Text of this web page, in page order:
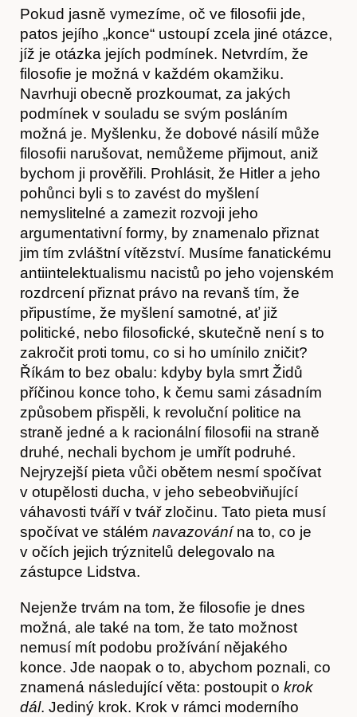
Časopis
Hostcast
Pokud jasně vymezíme, oč ve filosofii jde,
patos jejího „konce“ ustoupí zcela jiné otázce,
jíž je otázka jejích podmínek. Netvrdím, že
filosofie je možná v každém okamžiku.
Navrhuji obecně prozkoumat, za jakých
podmínek v souladu se svým posláním
možná je. Myšlenku, že dobové násilí může
filosofii narušovat, nemůžeme přijmout, aniž
bychom ji prověřili. Prohlásit, že Hitler a jeho
pohůnci byli s to zavést do myšlení
nemyslitelné a zamezit rozvoji jeho
argumentativní formy, by znamenalo přiznat
jim tím zvláštní vítězství. Musíme fanatickému
antiintelektualismu nacistů po jeho vojenském
rozdrcení přiznat právo na revanš tím, že
připustíme, že myšlení samotné, ať již
politické, nebo filosofické, skutečně není s to
zakročit proti tomu, co si ho umínilo zničit?
Říkám to bez obalu: kdyby byla smrt Židů
příčinou konce toho, k čemu sami zásadním
způsobem přispěli, k revoluční politice na
straně jedné a k racionální filosofii na straně
druhé, nechali bychom je umřít podruhé.
Nejryzejší pieta vůči obětem nesmí spočívat
v otupělosti ducha, v jeho sebeobviňující
váhavosti tváří v tvář zločinu. Tato pieta musí
spočívat ve stálém navazovánína to, co je
v očích jejich trýznitelů delegovalo na
zástupce Lidstva.
Nejenže trvám na tom, že filosofie je dnes
možná, ale také na tom, že tato možnost
nemusí mít podobu prožívání nějakého
konce. Jde naopak o to, abychom poznali, co
znamená následující věta: postoupit o krok
dál. Jediný krok. Krok v rámci moderního